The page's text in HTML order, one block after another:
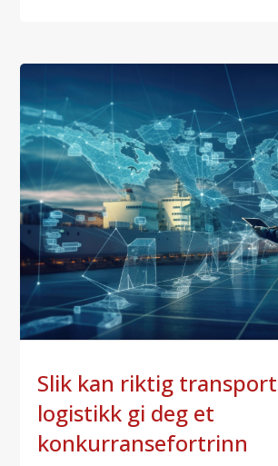
Slik kan riktig
logistikk gi deg et
konkurransefortrinn